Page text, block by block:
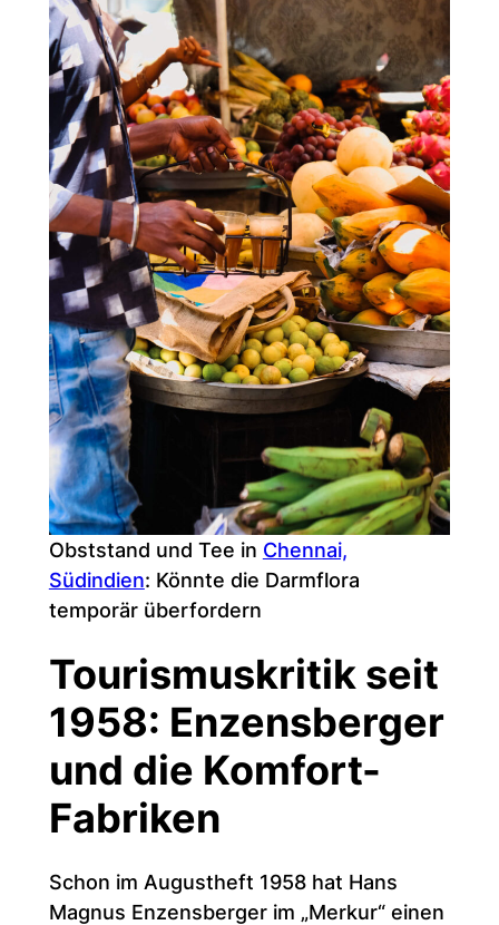
Obststand und Tee in Chennai,
Südindien: Könnte die Darmflora
temporär überfordern
Tourismuskritik seit
1958: Enzensberger
und die Komfort-
Fabriken
Schon im Augustheft 1958 hat Hans
Magnus Enzensberger im „Merkur“ einen